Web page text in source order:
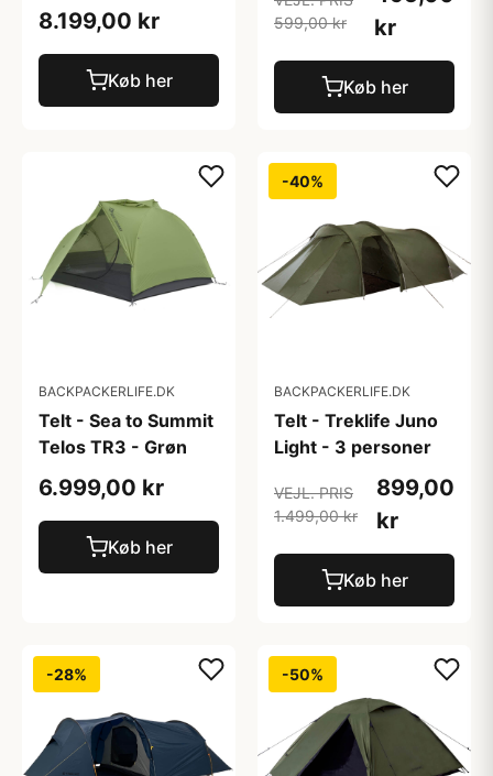
8.199,00 kr
Køb her
599,00 kr
kr
Køb her
BACKPACKERLIFE.DK
Telt - Sea to Summit
Telos TR3 - Grøn
6.999,00 kr
Køb her
-40%
BACKPACKERLIFE.DK
Telt - Treklife Juno
Light - 3 personer
VEJL. PRIS
1.499,00 kr
899,00
kr
Køb her
-28% -50%